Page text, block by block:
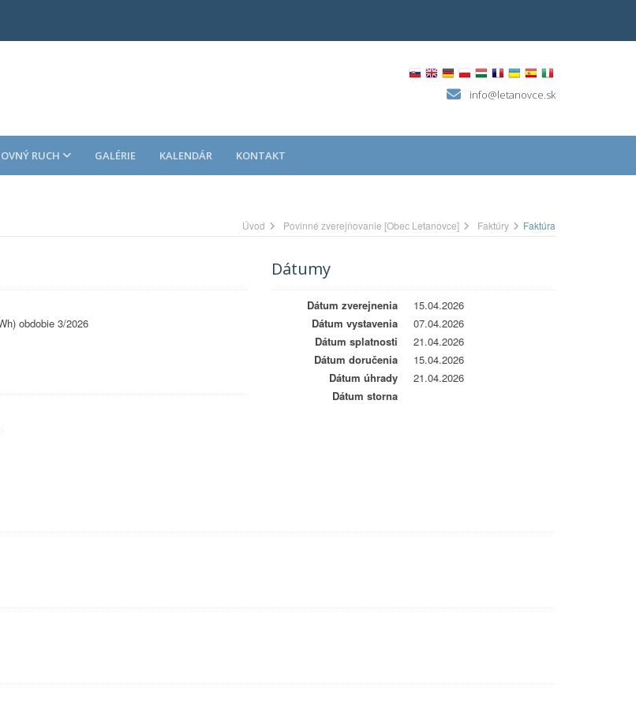
info@letanovce.sk
RUCH GALÉRIE KALENDÁR KONTAKT
Úvod Povinné zverejňovanie [Obec Letanovce] Faktúry Faktúra
obdobie 3/2026
Dátumy
Dátum zverejnenia
15.04.2026
Dátum vystavenia
07.04.2026
Dátum splatnosti
21.04.2026
Dátum doručenia
15.04.2026
Dátum úhrady
21.04.2026
Dátum storna